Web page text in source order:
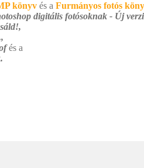
könyvés a Furmányos fotós
digitális fotósoknak - Új
és a